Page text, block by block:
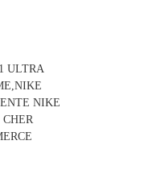
ULTRA
NIKE